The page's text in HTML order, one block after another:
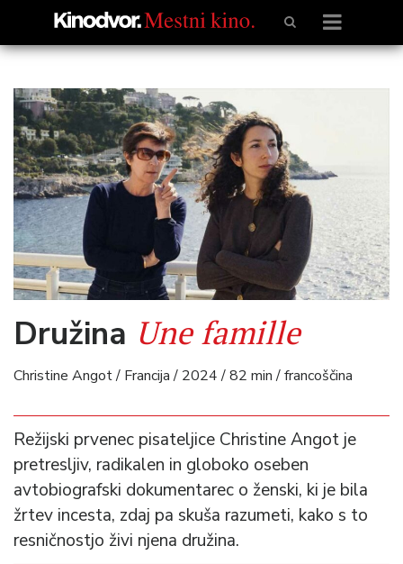
Družina Une famille
Christine Angot / Francija / 2024 / 82 min / francoščina
Režijski prvenec pisateljice Christine Angot je
pretresljiv, radikalen in globoko oseben
avtobiografski dokumentarec o ženski, ki je bila
žrtev incesta, zdaj pa skuša razumeti, kako s to
resničnostjo živi njena družina.